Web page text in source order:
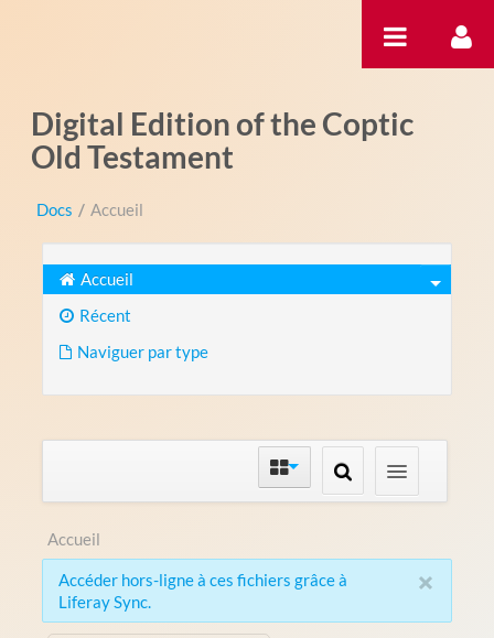
Digital Edition of the Coptic
Old Testament
Docs / Accueil
Accueil
Récent
Naviguer par type
Accueil
×
Accéder hors-ligne à ces fichiers grâce à
Liferay Sync.